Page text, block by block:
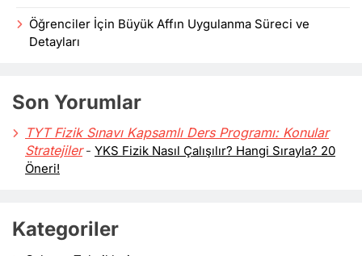
Öğrenciler İçin Büyük Affın Uygulanma Süreci ve
Detayları
Son Yorumlar
TYT Fizik Sınavı Kapsamlı Ders Programı: Konular
Stratejiler- YKS Fizik Nasıl Çalışılır? Hangi Sırayla? 20
Öneri!
Kategoriler